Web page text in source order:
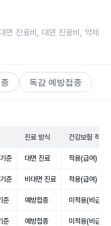
면 진료비, 대면 진료비, 약제
독감 예방접종
진료 방식 건강보험 적용
준 대면 진료 적용(급여)
준 비대면 진료 적용(급여)
준 예방접종 미적용(비급여)
준 예방접종 미적용(비급여)